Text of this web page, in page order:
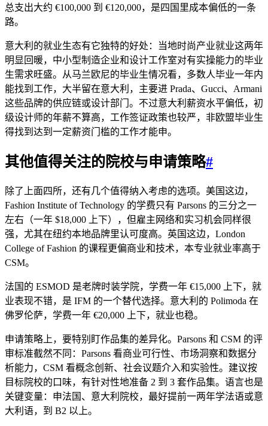
总支出大约 €100,000 到 €120,000，是四国里成本偏低的一条
路。
意大利的就业生态有它独特的好处：当地时尚产业就业这两年
明显回暖，中小型制造企业和设计工作室对有实操能力的毕业
生需求旺盛。从马兰欧尼的毕业生情况看，多数人毕业一年内
能找到工作，大半留在意大利，主要进 Prada、Gucci、Armani
这些品牌的供应链或设计部门。不过意大利薪资水平偏低，初
级设计师的年薪不算高，工作签证政策也较严，非欧盟毕业生
得找到达到一定薪资门槛的工作才能申。
其他值得关注的院校与申请策略#
除了上面四所，还有几个值得纳入考虑的选项。美国这边，
Fashion Institute of Technology 的学费只有 Parsons 的三分之一
左右（一年 $18,000 上下），但雇主网络和实习机会同样很
强，尤其在纽约本地品牌里认可度高。英国这边，London
College of Fashion 的课程更偏商业和技术，本专业就业率高于
CSM。
法国的 ESMOD 是老牌时装学院，学费一年 €15,000 上下，就
业表现不错，是 IFM 的一个替代选择。意大利的 Polimoda 在
佛罗伦萨，学费一年 €20,000 上下，就业也稳。
申请策略上，要特别盯作品集的差异化。Parsons 和 CSM 的评
审标准截然不同：Parsons 看商业可行性、市场洞察和数据分
析能力，CSM 看概念创新、社会议题介入和实验性。建议按
目标院校的口味，有针对性地准备 2 到 3 套作品集。语言也是
关键变量：申法国、意大利院校，最好提前一两年学法语或意
大利语，到 B2 以上。